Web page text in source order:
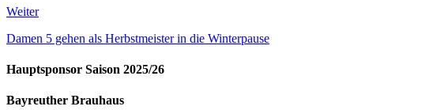
Weiter
Damen 5 gehen als Herbstmeister in die Winterpause
Hauptsponsor Saison 2025/26
Bayreuther Brauhaus